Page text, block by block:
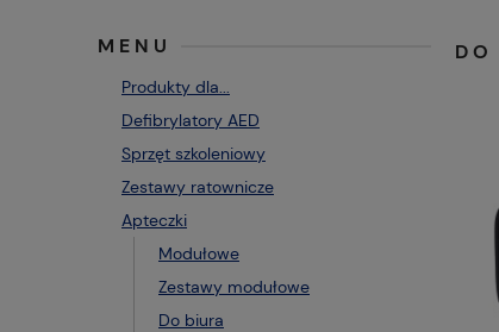
MENU
Produkty dla...
Defibrylatory AED
Sprzęt szkoleniowy
Zestawy ratownicze
Apteczki
Modułowe
Zestawy modułowe
Do biura
DO